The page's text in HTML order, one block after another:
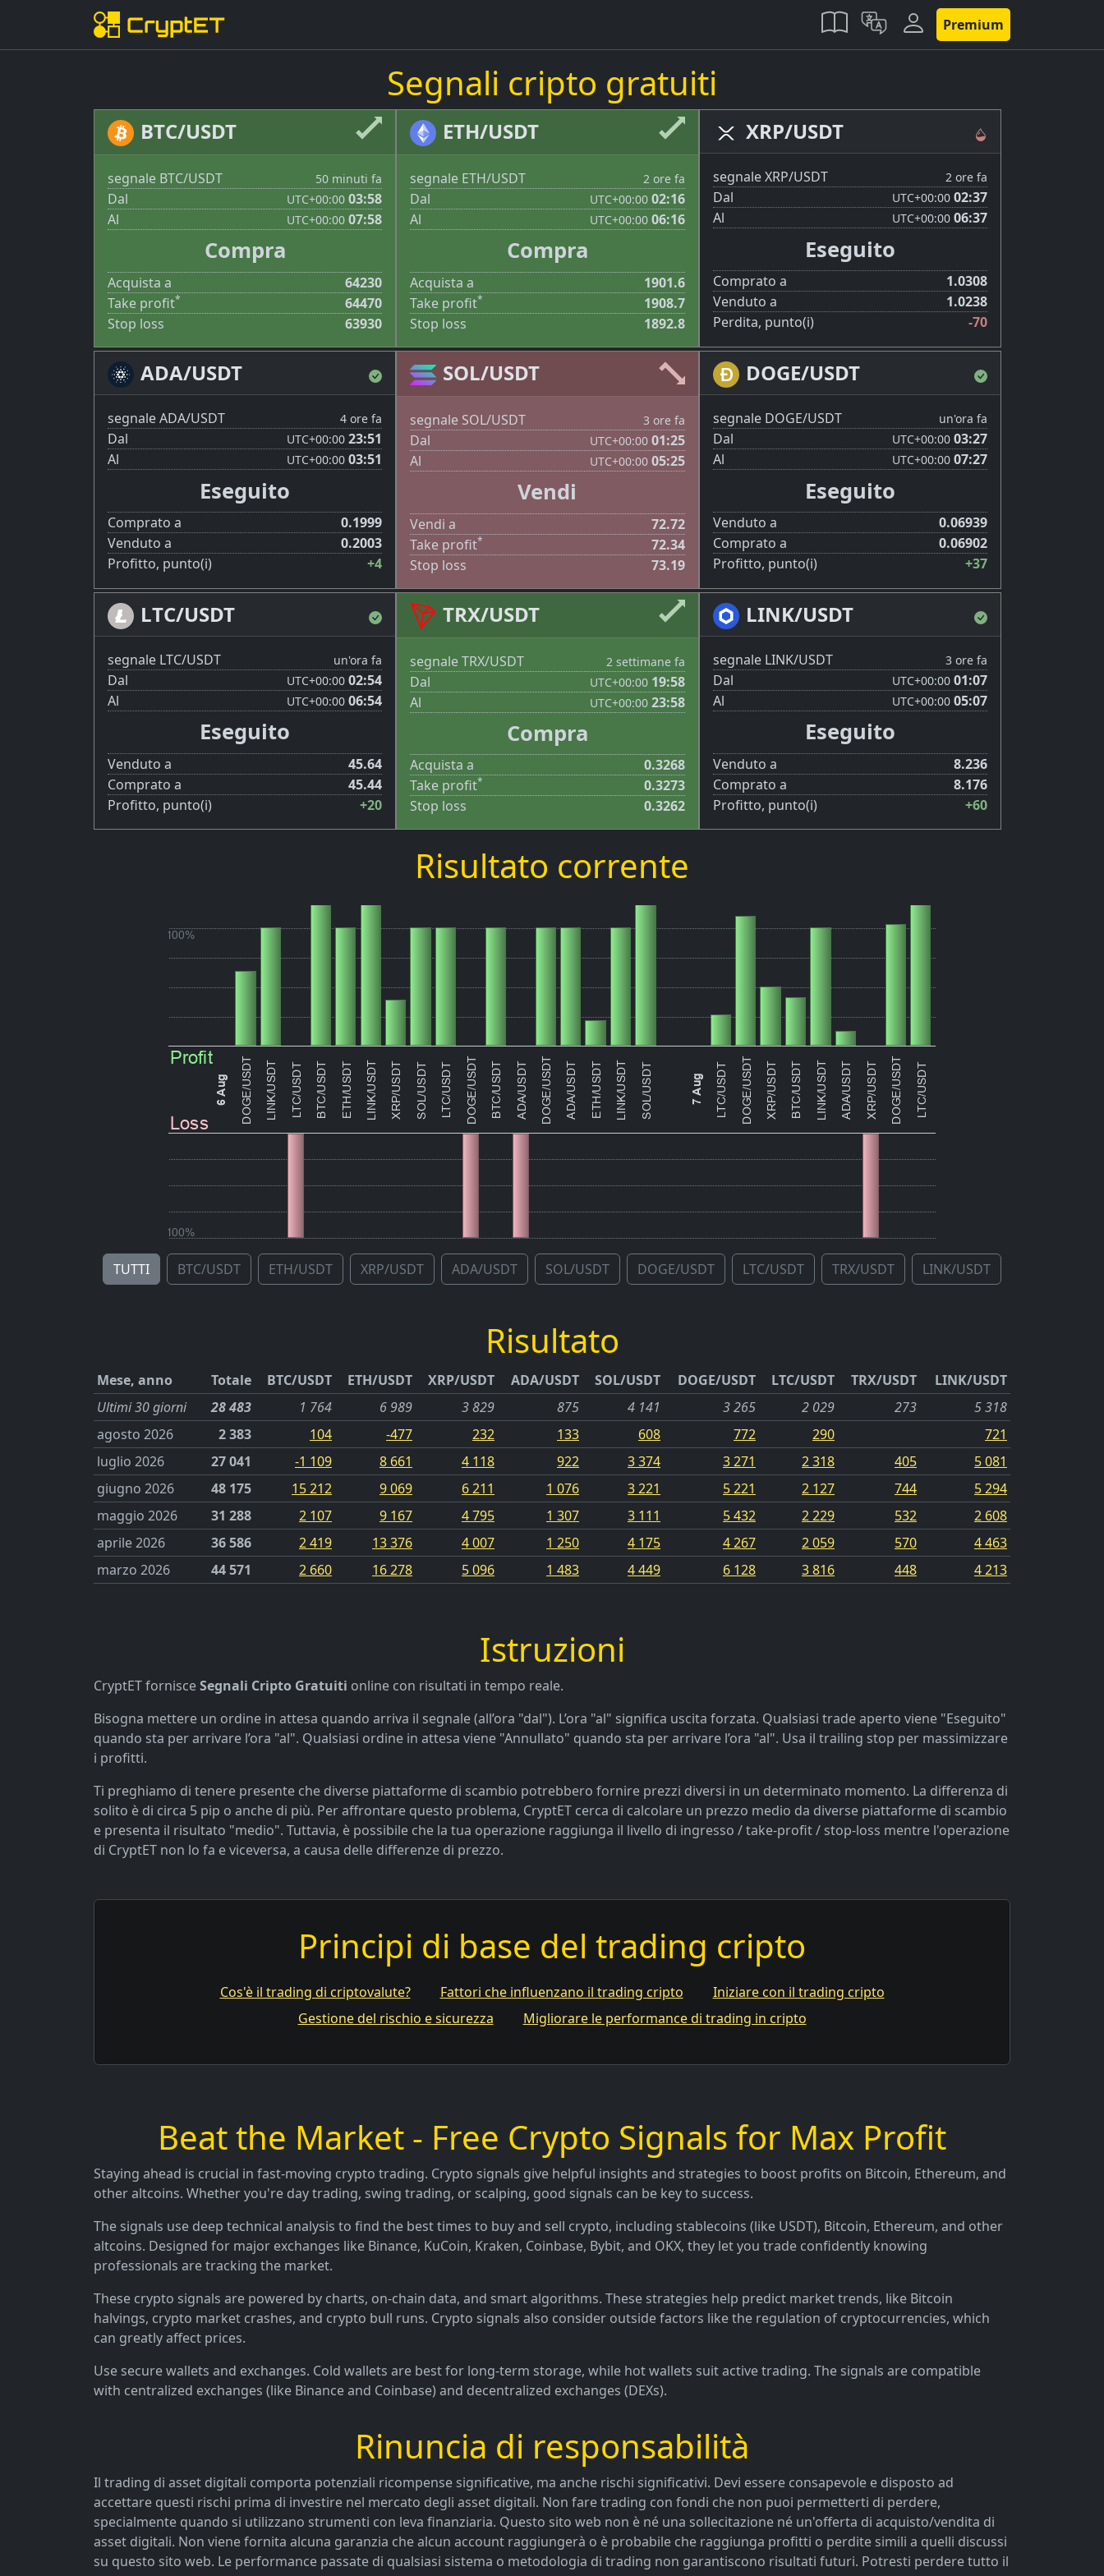
Premium
Segnali cripto gratuiti
BTC/USDT
segnale BTC/USDT 50 minuti fa
Dal UTC+00:00 03:58
Al
UTC+00:00 07:58
Compra
Acquista a
64230
Take profit*
64470
Stop loss
63930
ETH/USDT
segnale ETH/USDT 2 ore fa
Dal UTC+00:00 02:16
Al
UTC+00:00 06:16
Compra
Acquista a
1901.6
Take profit*
1908.7
Stop loss
1892.8
XRP/USDT
segnale XRP/USDT 2 ore fa
Dal UTC+00:00 02:37
Al
UTC+00:00 06:37
Eseguito
Comprato a
1.0308
Venduto a
1.0238
Perdita, punto(i)
-70
ADA/USDT
segnale ADA/USDT 4 ore fa
Dal UTC+00:00 23:51
Al
UTC+00:00 03:51
Eseguito
Comprato a
0.1999
Venduto a
0.2003
Profitto, punto(i)
+4
SOL/USDT
segnale SOL/USDT 3 ore fa
Dal UTC+00:00 01:25
Al
UTC+00:00 05:25
Vendi
Vendi a
72.72
Take profit*
72.34
Stop loss
73.19
DOGE/USDT
segnale DOGE/USDT un'ora fa
Dal UTC+00:00 03:27
Al
UTC+00:00 07:27
Eseguito
Venduto a
0.06939
Comprato a
0.06902
Profitto, punto(i)
+37
LTC/USDT
segnale LTC/USDT un'ora fa
Dal UTC+00:00 02:54
Al
UTC+00:00 06:54
Eseguito
Venduto a
45.64
Comprato a
45.44
Profitto, punto(i)
+20
TRX/USDT
segnale TRX/USDT 2 settimane fa
Dal UTC+00:00 19:58
Al
UTC+00:00 23:58
Compra
Acquista a
0.3268
Take profit*
0.3273
Stop loss
0.3262
LINK/USDT
segnale LINK/USDT 3 ore fa
Dal UTC+00:00 01:07
Al
UTC+00:00 05:07
Eseguito
Venduto a
8.236
Comprato a
8.176
Profitto, punto(i)
+60
Risultato corrente
TUTTI BTC/USDT ETH/USDT XRP/USDT ADA/USDT SOL/USDT DOGE/USDT LTC/USDT TRX/USDT LINK/USDT
Risultato
Mese, anno Totale BTC/USDT ETH/USDT XRP/USDT ADA/USDT SOL/USDT DOGE/USDT LTC/USDT TRX/USDT
LINK/USDT
Ultimi 30 giorni
28 483 1 764 6 989 3 829 875 4 141 3 265 2 029 273
5 318
agosto 2026
2 383 104 -477 232 133 608 772 290
721
luglio 2026
27 041 -1 109 8 661 4 118 922 3 374 3 271 2 318 405
5 081
giugno 2026
48 175 15 212 9 069 6 211 1 076 3 221 5 221 2 127 744
5 294
maggio 2026
31 288 2 107 9 167 4 795 1 307 3 111 5 432 2 229 532
2 608
aprile 2026
36 586 2 419 13 376 4 007 1 250 4 175 4 267 2 059 570
4 463
marzo 2026
44 571 2 660 16 278 5 096 1 483 4 449 6 128 3 816 448 4 213
Istruzioni
CryptET fornisceSegnali Cripto Gratuiti online con risultati in tempo reale.
Bisogna mettere un ordine in attesa quando arriva il segnale (all’ora "dal"). L’ora "al" significa uscita forzata. Qualsiasi trade aperto viene "Eseguito"
quando sta per arrivare l’ora "al". Qualsiasi ordine in attesa viene "Annullato" quando sta per arrivare l’ora "al". Usa il trailing stop per massimizzare
i profitti.
Ti preghiamo di tenere presente che diverse piattaforme di scambio potrebbero fornire prezzi diversi in un determinato momento. La differenza di
solito è di circa 5 pip o anche di più. Per affrontare questo problema, CryptET cerca di calcolare un prezzo medio da diverse piattaforme di scambio
e presenta il risultato "medio". Tuttavia, è possibile che la tua operazione raggiunga il livello di ingresso / take-profit / stop-loss mentre l'operazione
di CryptET non lo fa e viceversa, a causa delle differenze di prezzo.
Principi di base del trading cripto
Cos'è il trading di criptovalute? Fattori che influenzano il trading cripto
Iniziare con il trading cripto
Gestione del rischio e sicurezza
Migliorare le performance di trading in cripto
Beat the Market - Free Crypto Signals for Max Profit
Staying ahead is crucial in fast-moving crypto trading. Crypto signals give helpful insights and strategies to boost profits on Bitcoin, Ethereum, and
other altcoins. Whether you're day trading, swing trading, or scalping, good signals can be key to success.
The signals use deep technical analysis to find the best times to buy and sell crypto, including stablecoins (like USDT), Bitcoin, Ethereum, and other
altcoins. Designed for major exchanges like Binance, KuCoin, Kraken, Coinbase, Bybit, and OKX, they let you trade confidently knowing
professionals are tracking the market.
These crypto signals are powered by charts, on-chain data, and smart algorithms. These strategies help predict market trends, like Bitcoin
halvings, crypto market crashes, and crypto bull runs. Crypto signals also consider outside factors like the regulation of cryptocurrencies, which
can greatly affect prices.
Use secure wallets and exchanges. Cold wallets are best for long-term storage, while hot wallets suit active trading. The signals are compatible
with centralized exchanges (like Binance and Coinbase) and decentralized exchanges (DEXs).
Rinuncia di responsabilità
Il trading di asset digitali comporta potenziali ricompense significative, ma anche rischi significativi. Devi essere consapevole e disposto ad
accettare questi rischi prima di investire nel mercato degli asset digitali. Non fare trading con fondi che non puoi permetterti di perdere,
specialmente quando si utilizzano strumenti con leva finanziaria. Questo sito web non è né una sollecitazione né un'offerta di acquisto/vendita di
asset digitali. Non viene fornita alcuna garanzia che alcun account raggiungerà o è probabile che raggiunga profitti o perdite simili a quelli discussi
su questo sito web. Le performance passate di qualsiasi sistema o metodologia di trading non garantiscono risultati futuri. Potresti perdere tutto il